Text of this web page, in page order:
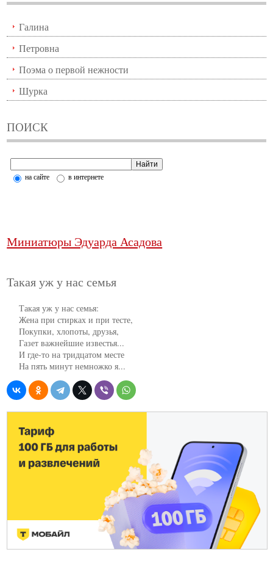
Галина
Петровна
Поэма о первой нежности
Шурка
ПОИСК
на сайте в интернете
Миниатюры Эдуарда Асадова
Такая уж у нас семья
     Такая уж у нас семья:
     Жена при стирках и при тесте,
     Покупки, хлопоты, друзья,
     Газет важнейшие известья...
     И где-то на тридцатом месте
     На пять минут немножко я...